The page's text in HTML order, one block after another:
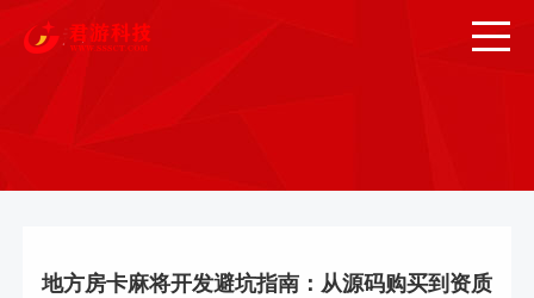
地方房卡麻将开发避坑指南：从源码购买到资质